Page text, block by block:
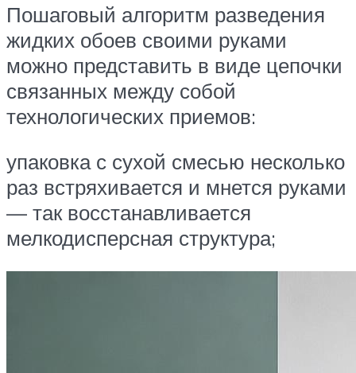
Пошаговый алгоритм разведения
жидких обоев своими руками
можно представить в виде цепочки
связанных между собой
технологических приемов:
упаковка с сухой смесью несколько
раз встряхивается и мнется руками
— так восстанавливается
мелкодисперсная структура;